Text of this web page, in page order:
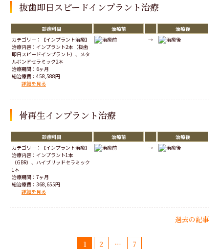
抜歯即日スピードインプラント治療
診療科目 治療前
治療後
カテゴリー：【インプラント治療】
治療内容：インプラント2本（抜歯
即日スピードインプラント）、メタ
ルボンドセラミック2本
治療期間：6ヶ月
総治療費：458,588円
詳細を見る
→
骨再生インプラント治療
診療科目 治療前
治療後
カテゴリー：【インプラント治療】
治療内容：インプラント1本
（GBR）、ハイブリッドセラミック
1本
治療期間：7ヶ月
総治療費：368,655円
詳細を見る
→
1 2 … 7
過去の記事